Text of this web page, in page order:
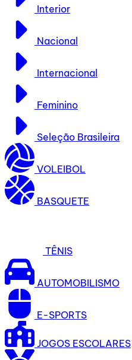
Interior
Nacional
Internacional
Feminino
Seleção Brasileira
VOLEIBOL
BASQUETE
TÊNIS
AUTOMOBILISMO
E-SPORTS
JOGOS ESCOLARES